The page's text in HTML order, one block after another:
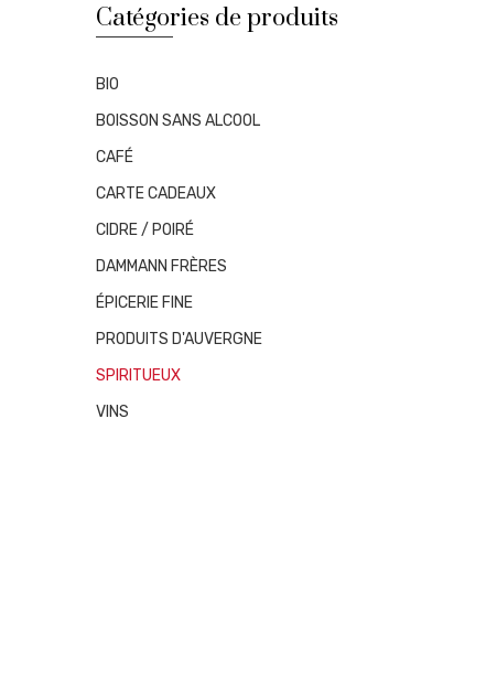
Catégories de produits
BIO
BOISSON SANS ALCOOL
CAFÉ
CARTE CADEAUX
CIDRE / POIRÉ
DAMMANN FRÈRES
ÉPICERIE FINE
PRODUITS D'AUVERGNE
SPIRITUEUX
VINS